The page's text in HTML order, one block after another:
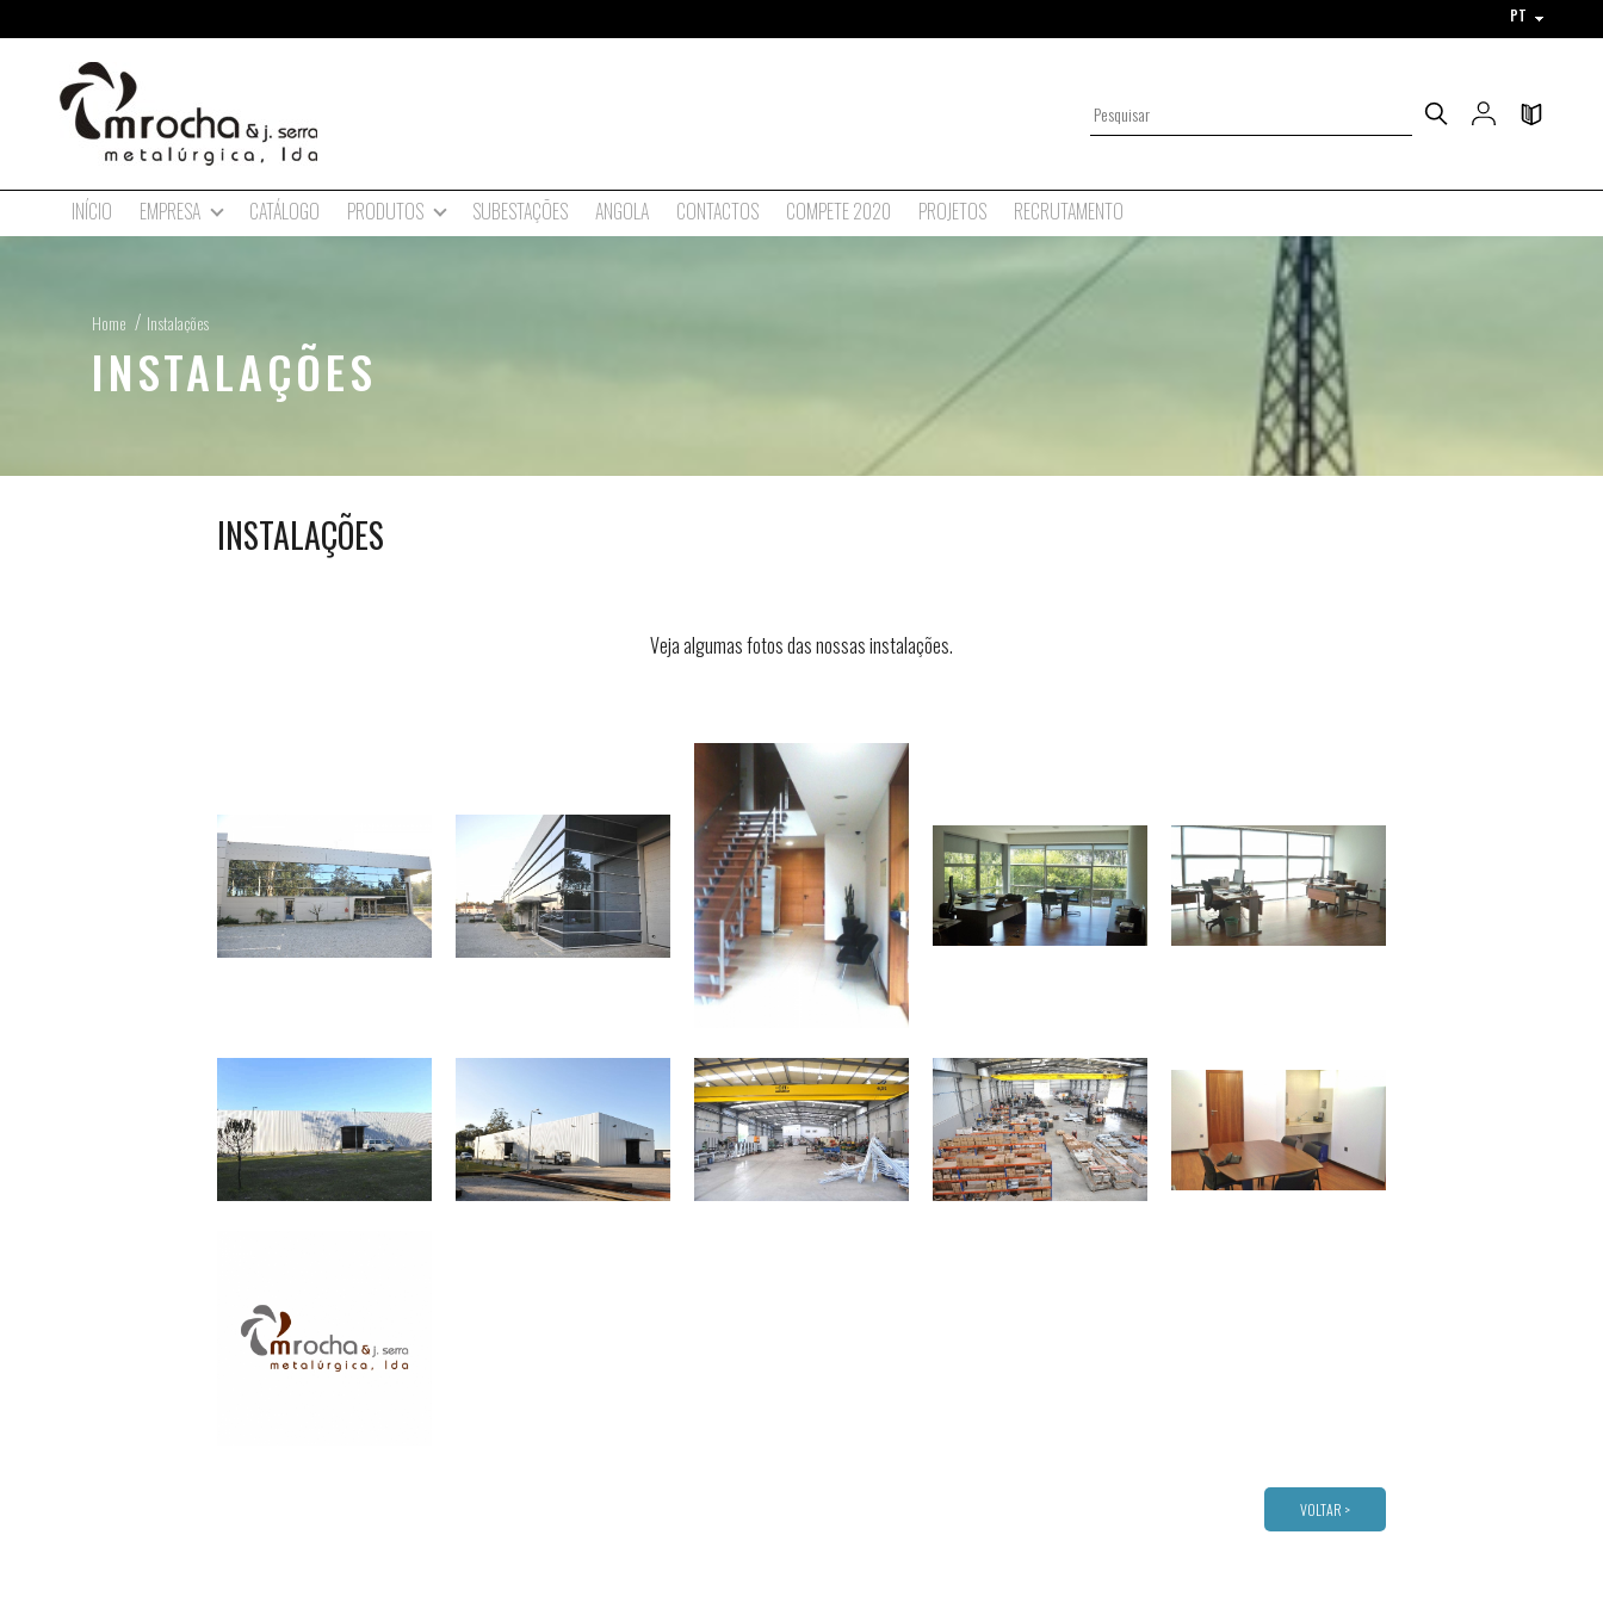
PT
INÍCIO
CATÁLOGO
SUBESTAÇÕES ANGOLA CONTACTOS COMPETE 2020 PROJETOS RECRUTAMENTO
Home Instalações
INSTALAÇÕES
INSTALAÇÕES
Veja algumas fotos das nossas instalações.
VOLTAR >